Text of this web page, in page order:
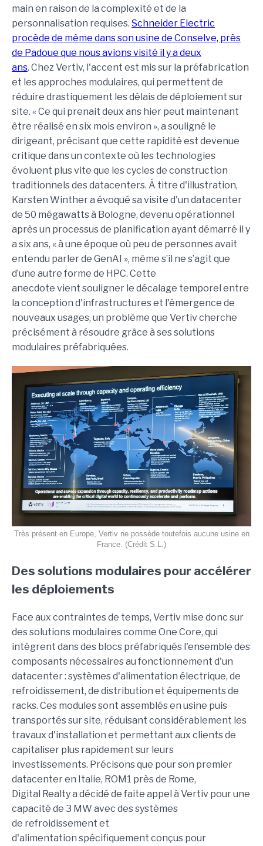
main en raison de la complexité et de la
personnalisation requises. Schneider Electric
procède de même dans son usine de Conselve, près
de Padoue que nous avions visité il y a deux
ans. Chez Vertiv, l'accent est mis sur la préfabrication
et les approches modulaires, qui permettent de
réduire drastiquement les délais de déploiement sur
site. « Ce qui prenait deux ans hier peut maintenant
être réalisé en six mois environ », a souligné le
dirigeant, précisant que cette rapidité est devenue
critique dans un contexte où les technologies
évoluent plus vite que les cycles de construction
traditionnels des datacenters. À titre d'illustration,
Karsten Winther a évoqué sa visite d'un datacenter
de 50 mégawatts à Bologne, devenu opérationnel
après un processus de planification ayant démarré il y
a six ans, « à une époque où peu de personnes avait
entendu parler de GenAI », même s’il ne s’agit que
d’une autre forme de HPC. Cette
anecdote vient souligner le décalage temporel entre
la conception d'infrastructures et l'émergence de
nouveaux usages, un problème que Vertiv cherche
précisément à résoudre grâce à ses solutions
modulaires préfabriquées.
Très présent en Europe, Vertiv ne possède toutefois aucune usine en
France. (Crédit S.L.)
Des solutions modulaires pour accélérer
les déploiements
Face aux contraintes de temps, Vertiv mise donc sur
des solutions modulaires comme One Core, qui
intègrent dans des blocs préfabriqués l'ensemble des
composants nécessaires au fonctionnement d'un
datacenter : systèmes d'alimentation électrique, de
refroidissement, de distribution et équipements de
racks. Ces modules sont assemblés en usine puis
transportés sur site, réduisant considérablement les
travaux d'installation et permettant aux clients de
capitaliser plus rapidement sur leurs
investissements. Précisons que pour son premier
datacenter en Italie, ROM1 près de Rome,
Digital Realty a décidé de faite appel à Vertiv pour une
capacité de 3 MW avec des systèmes
de refroidissement et
d'alimentation spécifiquement conçus pour